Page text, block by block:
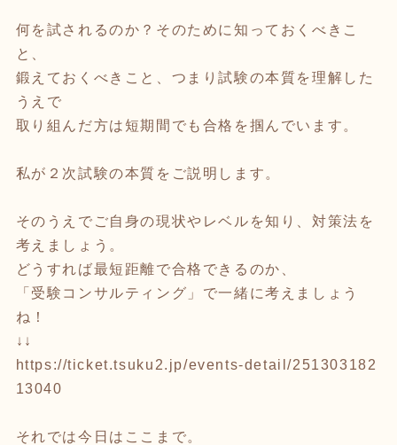
何を試されるのか？そのために知っておくべきこ
と、
鍛えておくべきこと、つまり試験の本質を理解した
うえで
取り組んだ方は短期間でも合格を掴んでいます。
私が２次試験の本質をご説明します。
そのうえでご自身の現状やレベルを知り、対策法を
考えましょう。
どうすれば最短距離で合格できるのか、
「受験コンサルティング」で一緒に考えましょう
ね！
↓↓
https://ticket.tsuku2.jp/events-detail/251303182
13040
それでは今日はここまで。